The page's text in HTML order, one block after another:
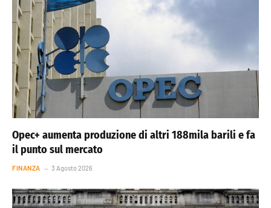
Opec+ aumenta produzione di altri 188mila barili e fa
il punto sul mercato
FINANZA 3 Agosto 2026